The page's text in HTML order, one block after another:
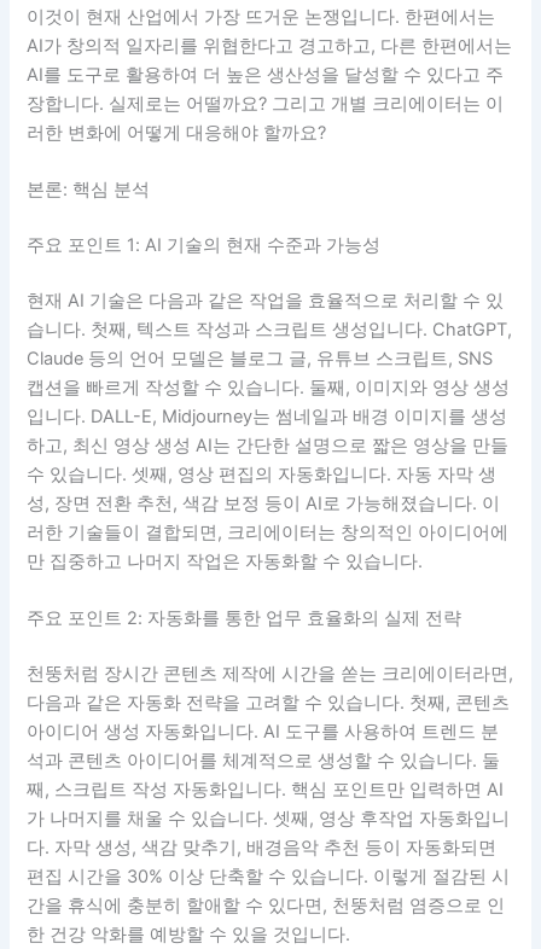
이것이 현재 산업에서 가장 뜨거운 논쟁입니다. 한편에서는
AI가 창의적 일자리를 위협한다고 경고하고, 다른 한편에서는
AI를 도구로 활용하여 더 높은 생산성을 달성할 수 있다고 주
장합니다. 실제로는 어떨까요? 그리고 개별 크리에이터는 이
러한 변화에 어떻게 대응해야 할까요?
본론: 핵심 분석
주요 포인트 1: AI 기술의 현재 수준과 가능성
현재 AI 기술은 다음과 같은 작업을 효율적으로 처리할 수 있
습니다. 첫째, 텍스트 작성과 스크립트 생성입니다. ChatGPT,
Claude 등의 언어 모델은 블로그 글, 유튜브 스크립트, SNS
캡션을 빠르게 작성할 수 있습니다. 둘째, 이미지와 영상 생성
입니다. DALL-E, Midjourney는 썸네일과 배경 이미지를 생성
하고, 최신 영상 생성 AI는 간단한 설명으로 짧은 영상을 만들
수 있습니다. 셋째, 영상 편집의 자동화입니다. 자동 자막 생
성, 장면 전환 추천, 색감 보정 등이 AI로 가능해졌습니다. 이
러한 기술들이 결합되면, 크리에이터는 창의적인 아이디어에
만 집중하고 나머지 작업은 자동화할 수 있습니다.
주요 포인트 2: 자동화를 통한 업무 효율화의 실제 전략
천뚱처럼 장시간 콘텐츠 제작에 시간을 쏟는 크리에이터라면,
다음과 같은 자동화 전략을 고려할 수 있습니다. 첫째, 콘텐츠
아이디어 생성 자동화입니다. AI 도구를 사용하여 트렌드 분
석과 콘텐츠 아이디어를 체계적으로 생성할 수 있습니다. 둘
째, 스크립트 작성 자동화입니다. 핵심 포인트만 입력하면 AI
가 나머지를 채울 수 있습니다. 셋째, 영상 후작업 자동화입니
다. 자막 생성, 색감 맞추기, 배경음악 추천 등이 자동화되면
편집 시간을 30% 이상 단축할 수 있습니다. 이렇게 절감된 시
간을 휴식에 충분히 할애할 수 있다면, 천뚱처럼 염증으로 인
한 건강 악화를 예방할 수 있을 것입니다.